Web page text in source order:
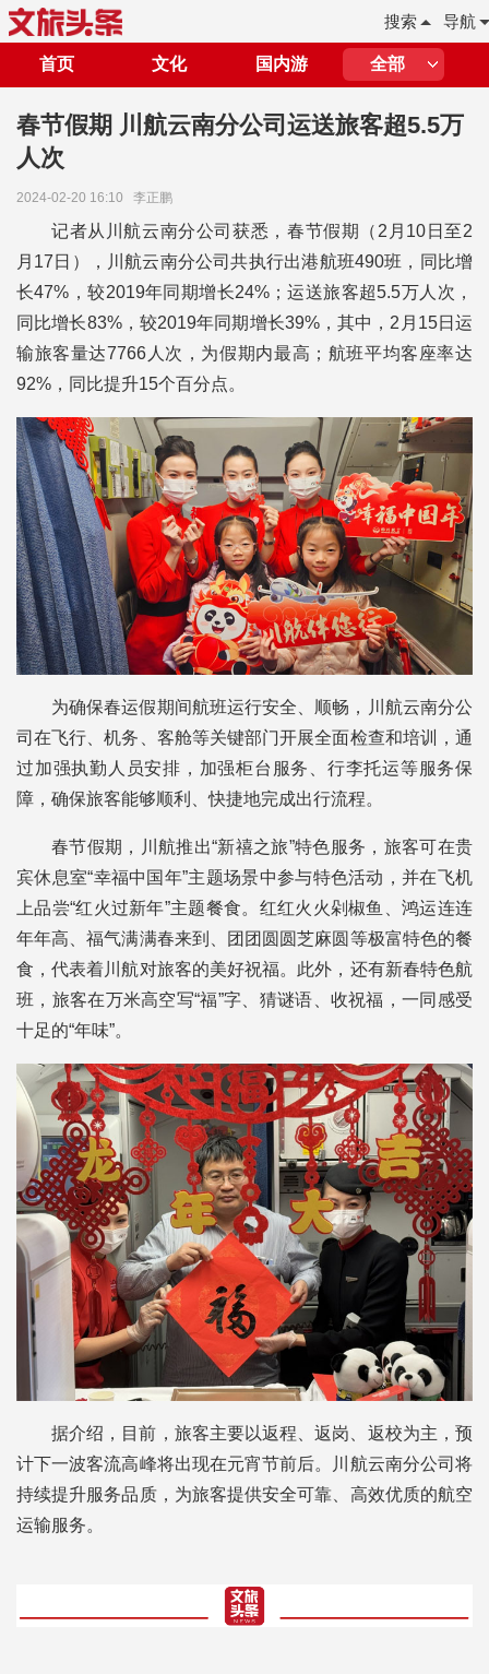
导航
搜索
首页 文化 国内游 全部
春节假期 川航云南分公司运送旅客超5.5万
人次
2024-02-20 16:10 李正鹏
记者从川航云南分公司获悉，春节假期（2月10日至2
月17日），川航云南分公司共执行出港航班490班，同比增
长47%，较2019年同期增长24%；运送旅客超5.5万人次，
同比增长83%，较2019年同期增长39%，其中，2月15日运
输旅客量达7766人次，为假期内最高；航班平均客座率达
92%，同比提升15个百分点。
为确保春运假期间航班运行安全、顺畅，川航云南分公
司在飞行、机务、客舱等关键部门开展全面检查和培训，通
过加强执勤人员安排，加强柜台服务、行李托运等服务保
障，确保旅客能够顺利、快捷地完成出行流程。
春节假期，川航推出“新禧之旅”特色服务，旅客可在贵
宾休息室“幸福中国年”主题场景中参与特色活动，并在飞机
上品尝“红火过新年”主题餐食。红红火火剁椒鱼、鸿运连连
年年高、福气满满春来到、团团圆圆芝麻圆等极富特色的餐
食，代表着川航对旅客的美好祝福。此外，还有新春特色航
班，旅客在万米高空写“福”字、猜谜语、收祝福，一同感受
十足的“年味”。
据介绍，目前，旅客主要以返程、返岗、返校为主，预
计下一波客流高峰将出现在元宵节前后。川航云南分公司将
持续提升服务品质，为旅客提供安全可靠、高效优质的航空
运输服务。